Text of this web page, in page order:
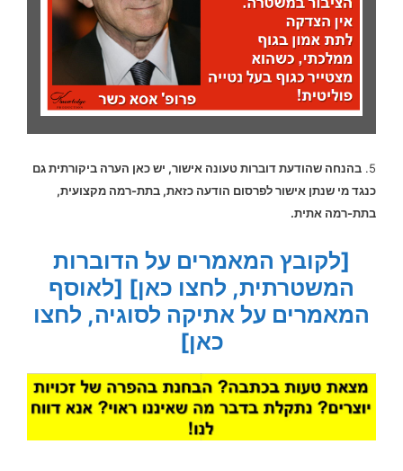
5. בהנחה שהודעת דוברות טעונה אישור, יש כאן הערה ביקורתית גם
כנגד מי שנתן אישור לפרסום הודעה כזאת, בתת-רמה מקצועית,
בתת-רמה אתית.
[לקובץ המאמרים על הדוברות
המשטרתית, לחצו כאן] [לאוסף
המאמרים על אתיקה לסוגיה, לחצו
כאן]